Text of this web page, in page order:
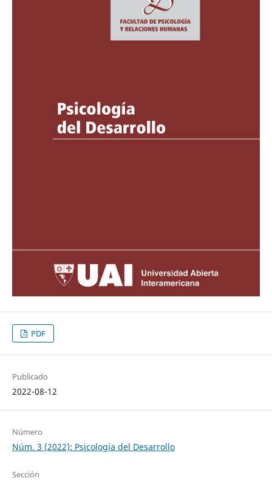
PDF
Publicado
2022-08-12
Número
Núm. 3 (2022): Psicología del Desarrollo
Sección